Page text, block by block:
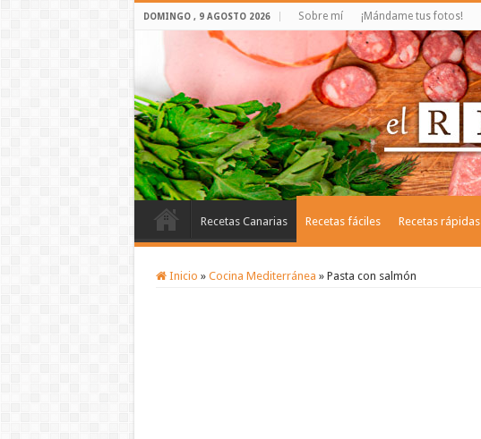
DOMINGO , 9 AGOSTO 2026 Sobre mí ¡Mándame tus fotos!
Recetas Canarias Recetas fáciles Recetas rápidas
Inicio » Cocina Mediterránea » Pasta con salmón